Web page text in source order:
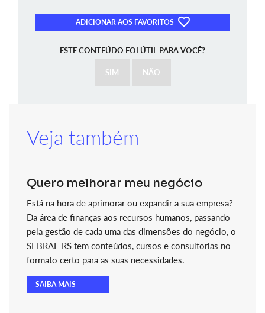
ADICIONAR AOS FAVORITOS
ESTE CONTEÚDO FOI ÚTIL PARA VOCÊ?
SIM NÃO
Veja também
Quero melhorar meu negócio
Está na hora de aprimorar ou expandir a sua empresa?
Da área de finanças aos recursos humanos, passando
pela gestão de cada uma das dimensões do negócio, o
SEBRAE RS tem conteúdos, cursos e consultorias no
formato certo para as suas necessidades.
SAIBA MAIS